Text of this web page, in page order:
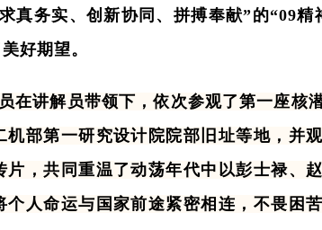
真务实、创新协同、拼搏奉献”的“09精
好期望。
在讲解员带领下，依次参观了第一座核
部第一研究设计院院部旧址等地，并
，共同重温了动荡年代中以彭士禄、
人命运与国家前途紧密相连，不畏困